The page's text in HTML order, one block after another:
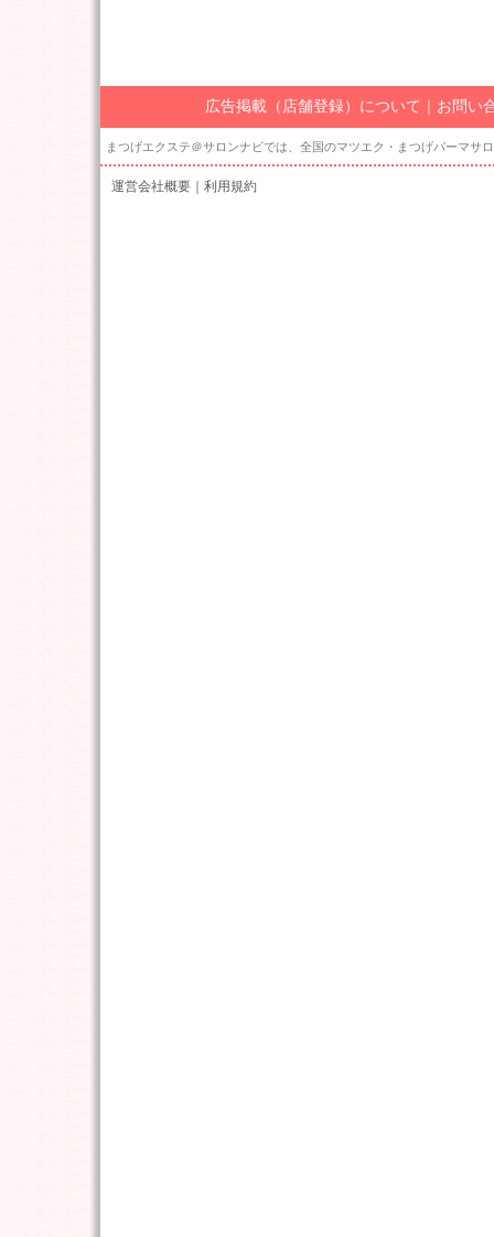
広告掲載（店舗登録）について ｜ お問い
まつげエクステ＠サロンナビでは、全国のマツエク・まつげパーマ
運営会社概要 利用規約